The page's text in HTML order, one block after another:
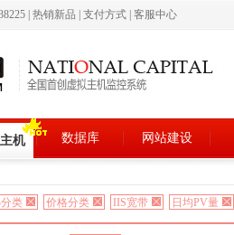
热销新品 支付方式 客服中心
机 数据库 网站建设
类 价格分类 IIS宽带 日均PV量